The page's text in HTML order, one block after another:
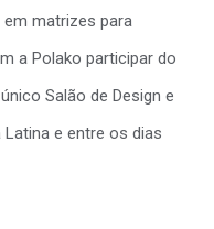
matrizes para
a Polako participar do
Salão de Design e
e entre os dias